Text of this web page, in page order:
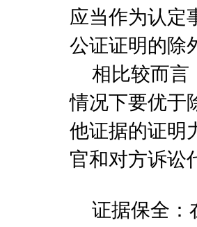
应当作为认定
公证证明的除
相比较而言
情况下要优于
他证据的证明
官和对方诉讼
证据保全：